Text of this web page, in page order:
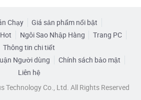
Chạy
Giá sản phẩm nổi bật
Ngôi Sao Nhập Hàng
Trang PC
Thông tin chi tiết
Người dùng
Chính sách bảo mật
Liên hệ
Technology Co., Ltd. All Rights Reserved